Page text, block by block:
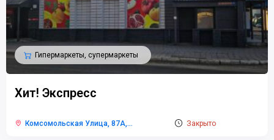
Хит! Экспресс
Гипермаркеты, супермаркеты
Комсомольская Улица, 87А, ... Закрыто